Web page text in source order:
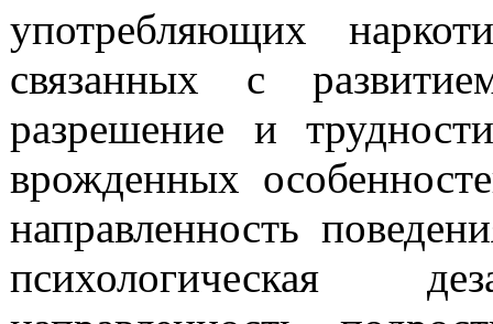
употребляю­щих
связанных с
разрешение и
врожденных
направленность
психологическая